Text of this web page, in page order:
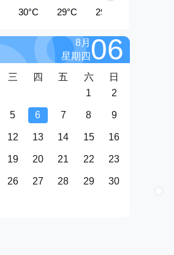
30°C 29°C 29°C
8月
星期四 06
三 四 五 六
日
1
2
5 6 7 8 9
12 13 14 15 16
19 20 21 22 23
26 27 28 29 30